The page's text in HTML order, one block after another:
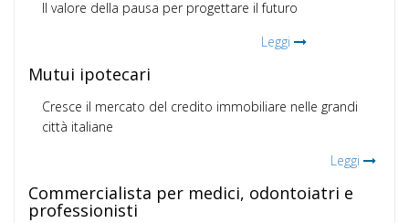
Il valore della pausa per progettare il futuro
Leggi
Mutui ipotecari
Cresce il mercato del credito immobiliare nelle grandi
città italiane
Leggi
Commercialista per medici, odontoiatri e
professionisti